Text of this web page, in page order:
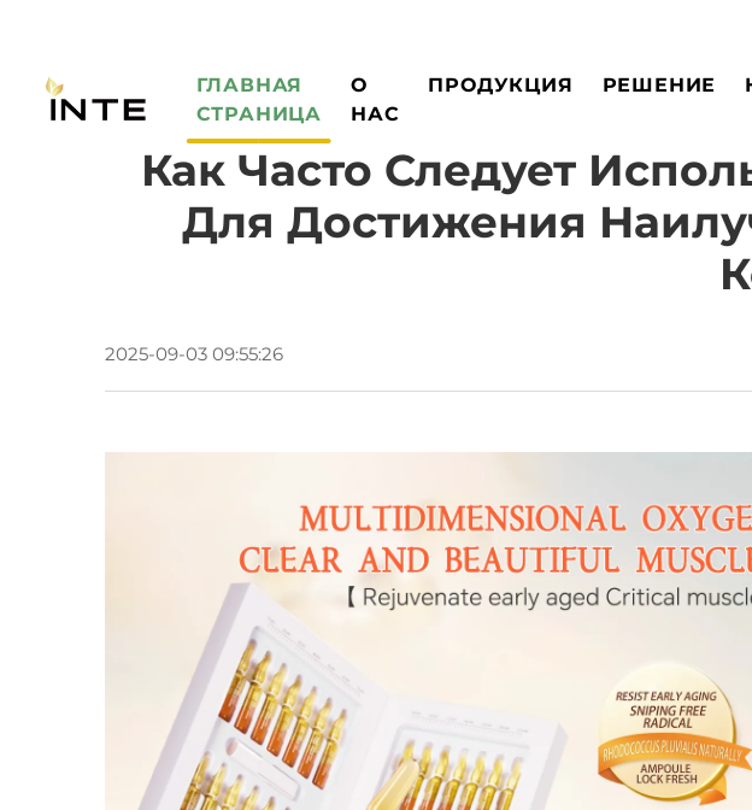
ГЛАВНАЯ
СТРАНИЦА
О
НАС
ПРОДУКЦИЯ РЕШЕНИЕ
Как Часто Следует
Для Достижения
2025-09-03 09:55:26